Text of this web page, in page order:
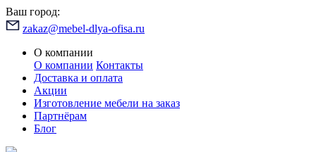
Ваш город:
zakaz@mebel-dlya-ofisa.ru
О компании
О компании Контакты
Доставка и оплата
Акции
Изготовление мебели на заказ
Партнёрам
Блог